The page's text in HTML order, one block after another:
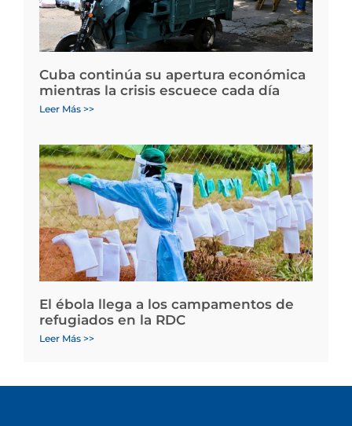
Cuba continúa su apertura económica
mientras la crisis escuece cada día
Leer Más >>
El ébola llega a los campamentos de
refugiados en la RDC
Leer Más >>